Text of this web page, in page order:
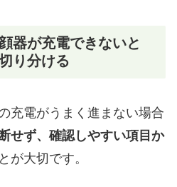
器が充電できないと
り分ける
充電がうまく進まない場合
せず、確認しやすい項目か
が大切です。